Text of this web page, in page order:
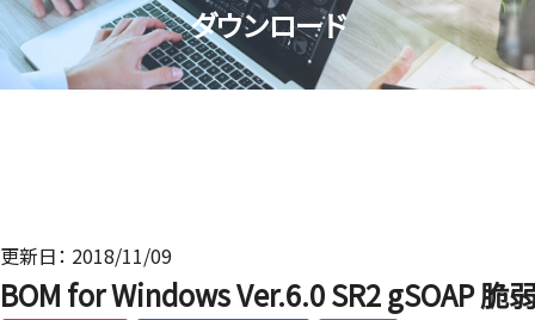
ダウンロード
更新日： 2018/11/09
BOM for Windows Ver.6.0 SR2 gSOAP 脆